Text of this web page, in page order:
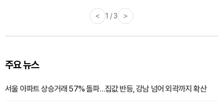
< 2 / 3 >
주요 뉴스
서울 아파트 상승거래 57% 돌파…집값 반등, 강남 넘어 외곽까지 확산